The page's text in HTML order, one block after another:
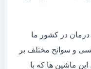
درمان در کشور ما
و سوانح مختلف بر
ماشین ها که با